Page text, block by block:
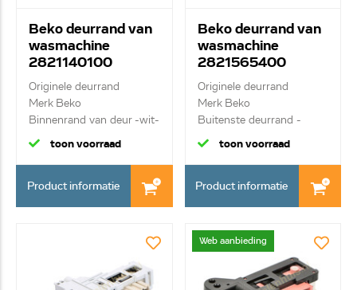
Beko deurrand van
wasmachine
2821140100
C00888674
Originele deurrand
Merk Beko
Binnenrand van deur -wit-
incl...
toon voorraad
Product informatie
Beko deurrand van
wasmachine
2821565400
Originele deurrand
Merk Beko
Buitenste deurrand -
chrome-
toon voorraad
Product informatie
Web aanbieding